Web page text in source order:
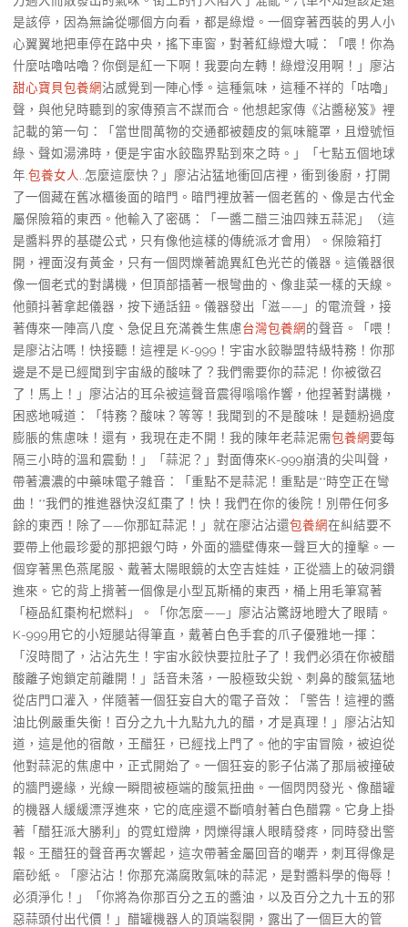
是該停，因為無論從哪個方向看，都是綠燈。一個穿著西裝的男人小
心翼翼地把車停在路中央，搖下車窗，對著紅綠燈大喊：「喂！你為
什麼咕嚕咕嚕？你倒是紅一下啊！我要向左轉！綠燈沒用啊！」廖沾
甜心寶貝包養網沾感覺到一陣心悸。這種氣味，這種不祥的「咕嚕」
聲，與他兒時聽到的家傳預言不謀而合。他想起家傳《沾醬秘笈》裡
記載的第一句：「當世間萬物的交通都被麵皮的氣味籠罩，且燈號恒
綠、聲如湯沸時，便是宇宙水餃臨界點到來之時。」「七點五個地球
年. 包養女人
..怎麼這麼快？」廖沾沾猛地衝回店裡，衝到後廚，打開
了一個藏在舊冰櫃後面的暗門。暗門裡放著一個老舊的、像是古代金
屬保險箱的東西。他輸入了密碼：「一醬二醋三油四辣五蒜泥」（這
是醬料界的基礎公式，只有像他這樣的傳統派才會用）。保險箱打
開，裡面沒有黃金，只有一個閃爍著詭異紅色光芒的儀器。這儀器很
像一個老式的對講機，但頂部插著一根彎曲的、像韭菜一樣的天線。
他顫抖著拿起儀器，按下通話鈕。儀器發出「滋——」的電流聲，接
著傳來一陣高八度、急促且充滿養生焦慮台灣包養網的聲音。「喂！
是廖沾沾嗎！快接聽！這裡是 K-999！宇宙水餃聯盟特級特務！你那
邊是不是已經聞到宇宙級的酸味了？我們需要你的蒜泥！你被徵召
了！馬上！」廖沾沾的耳朵被這聲音震得嗡嗡作響，他捏著對講機，
困惑地喊道：「特務？酸味？等等！我聞到的不是酸味！是麵粉過度
膨脹的焦慮味！還有，我現在走不開！我的陳年老蒜泥需包養網要每
隔三小時的溫和震動！」「蒜泥？」對面傳來K-999崩潰的尖叫聲，
帶著濃濃的中藥味電子雜音：「重點不是蒜泥！重點是**時空正在彎
曲！**我們的推進器快沒紅棗了！快！我們在你的後院！別帶任何多
餘的東西！除了——你那缸蒜泥！」就在廖沾沾還包養網在糾結要不
要帶上他最珍愛的那把銀勺時，外面的牆壁傳來一聲巨大的撞擊。一
個穿著黑色燕尾服、戴著太陽眼鏡的太空吉娃娃，正從牆上的破洞鑽
進來。它的背上揹著一個像是小型瓦斯桶的東西，桶上用毛筆寫著
「極品紅棗枸杞燃料」。「你怎麼——」廖沾沾驚訝地瞪大了眼睛。
K-999用它的小短腿站得筆直，戴著白色手套的爪子優雅地一揮：
「沒時間了，沾沾先生！宇宙水餃快要拉肚子了！我們必須在你被醋
酸離子炮鎖定前離開！」話音未落，一股極致尖銳、刺鼻的酸氣猛地
從店門口灌入，伴隨著一個狂妄自大的電子音效：「警告！這裡的醬
油比例嚴重失衡！百分之九十九點九九的醋，才是真理！」廖沾沾知
道，這是他的宿敵，王醋狂，已經找上門了。他的宇宙冒險，被迫從
他對蒜泥的焦慮中，正式開始了。一個狂妄的影子佔滿了那扇被撞破
的牆門邊緣，光線一瞬間被極端的酸氣扭曲。一個閃閃發光、像醋罐
的機器人緩緩漂浮進來，它的底座還不斷噴射著白色醋霧。它身上掛
著「醋狂派大勝利」的霓虹燈牌，閃爍得讓人眼睛發疼，同時發出警
報。王醋狂的聲音再次響起，這次帶著金屬回音的嘲弄，刺耳得像是
磨砂紙。「廖沾沾！你那充滿腐敗氣味的蒜泥，是對醬料學的侮辱！
必須淨化！」「你將為你那百分之五的醬油，以及百分之九十五的邪
惡蒜頭付出代價！」醋罐機器人的頂端裂開，露出了一個巨大的管